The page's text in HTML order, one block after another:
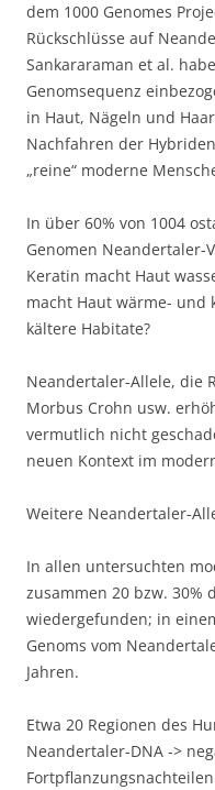
dem 1000 Genomes
Rückschlüsse auf
Sankararaman et al.
Genomsequenz
in Haut, Nägeln und
Nachfahren der
„reine“ moderne
In über 60% von 1004
Genomen Neandertaler-
Keratin macht Haut
macht Haut wärme- und
kältere Habitate?
Neandertaler-Allele, die
Morbus Crohn usw.
vermutlich nicht
neuen Kontext im
Weitere Neandertaler-
In allen untersuchten
zusammen 20 bzw. 30%
wiedergefunden; in
Genoms vom
Jahren.
Etwa 20 Regionen des
Neandertaler-DNA ->